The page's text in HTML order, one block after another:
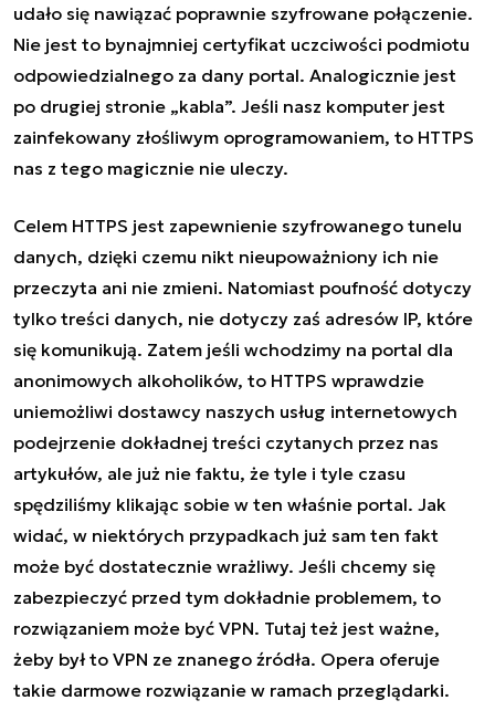
udało się nawiązać poprawnie szyfrowane połączenie.
Nie jest to bynajmniej certyfikat uczciwości podmiotu
odpowiedzialnego za dany portal. Analogicznie jest
po drugiej stronie „kabla”. Jeśli nasz komputer jest
zainfekowany złośliwym oprogramowaniem, to HTTPS
nas z tego magicznie nie uleczy.
Celem HTTPS jest zapewnienie szyfrowanego tunelu
danych, dzięki czemu nikt nieupoważniony ich nie
przeczyta ani nie zmieni. Natomiast poufność dotyczy
tylko treści danych, nie dotyczy zaś adresów IP, które
się komunikują. Zatem jeśli wchodzimy na portal dla
anonimowych alkoholików, to HTTPS wprawdzie
uniemożliwi dostawcy naszych usług internetowych
podejrzenie dokładnej treści czytanych przez nas
artykułów, ale już nie faktu, że tyle i tyle czasu
spędziliśmy klikając sobie w ten właśnie portal. Jak
widać, w niektórych przypadkach już sam ten fakt
może być dostatecznie wrażliwy. Jeśli chcemy się
zabezpieczyć przed tym dokładnie problemem, to
rozwiązaniem może być VPN. Tutaj też jest ważne,
żeby był to VPN ze znanego źródła. Opera oferuje
takie darmowe rozwiązanie w ramach przeglądarki.